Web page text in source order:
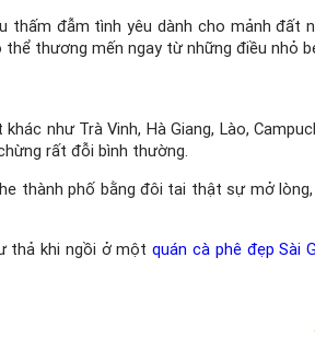
đẫm tình yêu dành cho mảnh đất
thương mến ngay từ những điều nhỏ
như Trà Vinh, Hà Giang, Lào,
rất đỗi bình thường.
thành phố bằng đôi tai thật sự mở
thả khi ngồi ở mộtquán cà phê đẹp Sài